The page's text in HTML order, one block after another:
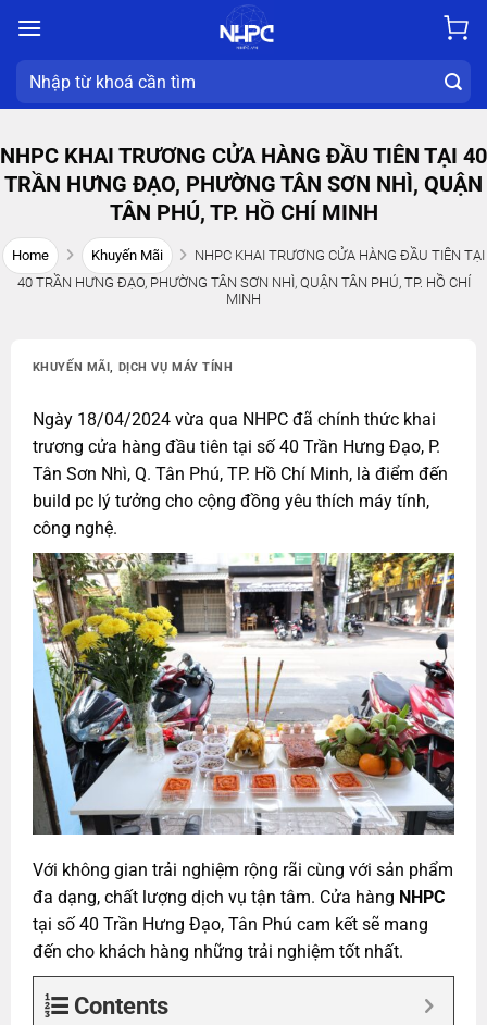
đến
nội
dung
Search
for:
NHPC KHAI TRƯƠNG CỬA HÀNG ĐẦU TIÊN TẠI 40
TRẦN HƯNG ĐẠO, PHƯỜNG TÂN SƠN NHÌ, QUẬN
TÂN PHÚ, TP. HỒ CHÍ MINH
Home Khuyến Mãi
NHPC KHAI TRƯƠNG CỬA HÀNG ĐẦU TIÊN TẠI
40 TRẦN HƯNG ĐẠO, PHƯỜNG TÂN SƠN NHÌ, QUẬN TÂN PHÚ, TP. HỒ CHÍ
MINH
KHUYẾN MÃI, DỊCH VỤ MÁY TÍNH
Ngày 18/04/2024 vừa qua NHPC đã chính thức khai
trương cửa hàng đầu tiên tại số 40 Trần Hưng Đạo, P.
Tân Sơn Nhì, Q. Tân Phú, TP. Hồ Chí Minh, là điểm đến
build pc lý tưởng cho cộng đồng yêu thích máy tính,
công nghệ.
Với không gian trải nghiệm rộng rãi cùng với sản phẩm
đa dạng, chất lượng dịch vụ tận tâm. Cửa hàng NHPC
tại số 40 Trần Hưng Đạo, Tân Phú cam kết sẽ mang
đến cho khách hàng những trải nghiệm tốt nhất.
Contents